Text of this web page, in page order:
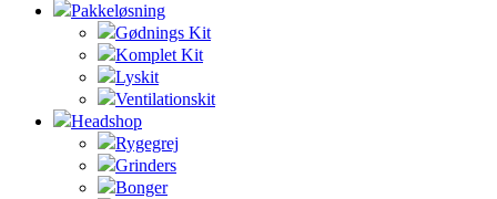
Pakkeløsning
Gødnings Kit
Komplet Kit
Lyskit
Ventilationskit
Headshop
Rygegrej
Grinders
Bonger